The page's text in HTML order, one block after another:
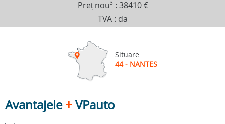
Preț nou3 :38410 €
TVA : da
Situare
44 - NANTES
Avantajele+VPauto